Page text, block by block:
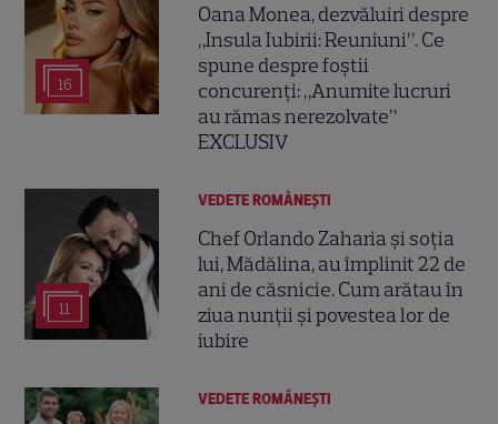
16
Oana Monea, dezvăluiri despre
„Insula Iubirii: Reuniuni”. Ce
spune despre foștii
concurenți: „Anumite lucruri
au rămas nerezolvate”
EXCLUSIV
11
VEDETE ROMÂNEŞTI
Chef Orlando Zaharia și soția
lui, Mădălina, au împlinit 22 de
ani de căsnicie. Cum arătau în
ziua nunții și povestea lor de
iubire
VEDETE ROMÂNEŞTI